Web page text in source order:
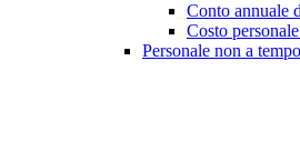
Conto annuale
Costo
Personale non a